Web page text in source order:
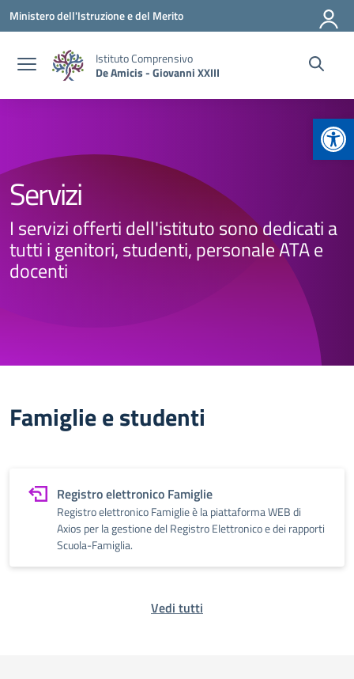
Vai ai contenuti
Vai al menu di navigazione
Vai al footer
Ministero dell'Istruzione e del Merito
Istituto Comprensivo
De Amicis - Giovanni XXIII
Servizi
I servizi offerti dell'istituto sono dedicati a
tutti i genitori, studenti, personale ATA e
docenti
Famiglie e studenti
Registro elettronico Famiglie
Registro elettronico Famiglie è la piattaforma WEB di
Axios per la gestione del Registro Elettronico e dei rapporti
Scuola-Famiglia.
Vedi tutti